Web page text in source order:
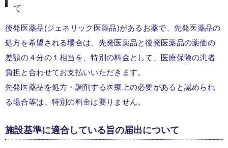
て
後発医薬品(ジェネリック医薬品)があるお薬で、先発医薬品の
処方を希望される場合は、先発医薬品と後発医薬品の薬価の
差額の４分の１相当を、特別の料金として、医療保険の患者
負担と合わせてお支払いいただきます。
先発医薬品を処方・調剤する医療上の必要があると認められ
る場合等は、特別の料金は要りません。
施設基準に適合している旨の届出について